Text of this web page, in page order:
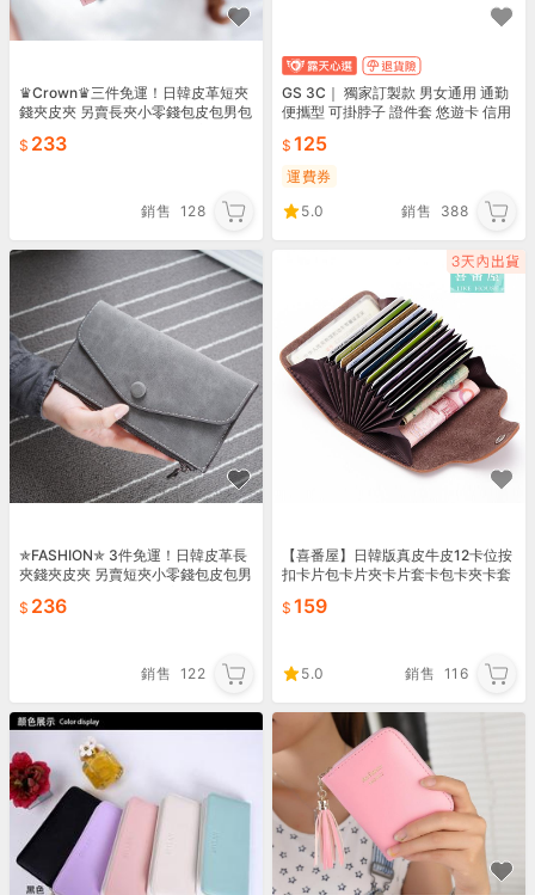
♛Crown♛三件免運！日韓皮革短夾
錢夾皮夾 另賣長夾小零錢包皮包男包
包雙肩包書包59
233
銷售 128
GS 3C｜ 獨家訂製款 男女通用 通勤
便攜型 可掛脖子 證件套 悠遊卡 信用
125
運費券
5.0
銷售 388
✯FASHION✯ 3件免運！日韓皮革長
夾錢夾皮夾 另賣短夾小零錢包皮包男
肩包書包58
236
銷售 122
【喜番屋】日韓版真皮牛皮12卡位按
扣卡片包卡片夾卡片套卡包卡夾卡套
159
5.0 銷售 116